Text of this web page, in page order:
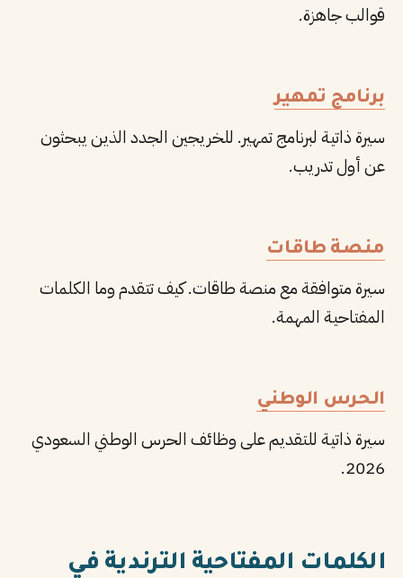
قوالب جاهزة.
برنامج تمهير
سيرة ذاتية لبرنامج تمهير. للخريجين الجدد الذين يبحثون
عن أول تدريب.
منصة طاقات
سيرة متوافقة مع منصة طاقات. كيف تتقدم وما الكلمات
المفتاحية المهمة.
الحرس الوطني
سيرة ذاتية للتقديم على وظائف الحرس الوطني السعودي
2026.
الكلمات المفتاحية الترندية في